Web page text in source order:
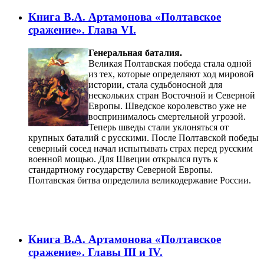
Книга В.А. Артамонова «Полтавское
сражение». Глава VI.
Генеральная баталия.
Великая Полтавская победа стала одной
из тех, которые определяют ход мировой
истории, стала судьбоносной для
нескольких стран Восточной и Северной
Европы. Шведское королевство уже не
воспринималось смертельной угрозой.
Теперь шведы стали уклоняться от
крупных баталий с русскими. После Полтавской победы
северный сосед начал испытывать страх перед русским
военной мощью. Для Швеции открылся путь к
стандартному государству Северной Европы.
Полтавская битва определила великодержавие России.
Книга В.А. Артамонова «Полтавское
сражение». Главы III и IV.